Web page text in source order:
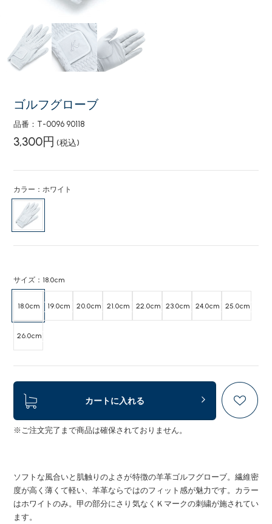
ゴルフグローブ
品番：T-0096 90118
3,300円 (税込)
カラー：ホワイト
サイズ：18.0cm
18.0cm 19.0cm 20.0cm 21.0cm 22.0cm 23.0cm 24.0cm 25.0cm
26.0cm
カートに入れる
※ご注文完了まで商品は確保されておりません。
ソフトな風合いと肌触りのよさが特徴の羊革ゴルフグローブ。繊維密
度が高く薄くて軽い、羊革ならではのフィット感が魅力です。カラー
はホワイトのみ。甲の部分にさり気なくＫマークの刺繍が施されてい
ます。